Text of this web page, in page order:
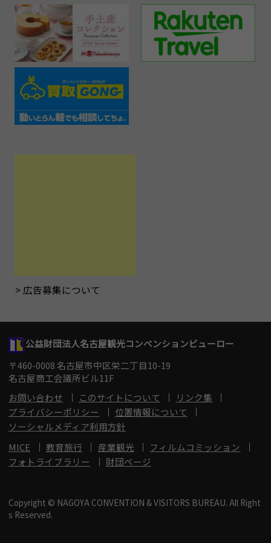
広告募集について
公益財団法人名古屋観光コンベンションビューロー
〒460-0008 名古屋市中区栄二丁目10-19
名古屋商工会議所ビル11F
お問い合わせ
このサイトについて
リンク集
プライバシーポリシー
位置情報について
ソーシャルメディア利用方針
MICE
教育旅行 産業観光
フィルムコミッション
フォトライブラリー
財団ページ
Copyright © NAGOYA CONVENTION & VISITORS BUREAU. All Right
s Reserved.